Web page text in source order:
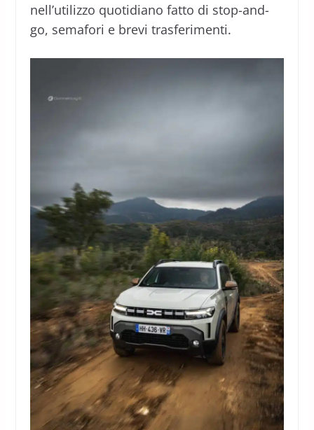
nell’utilizzo quotidiano fatto di stop-and-
go, semafori e brevi trasferimenti.